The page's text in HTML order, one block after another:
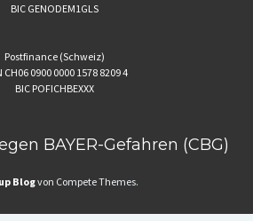
BIC GENODEM1GLS
Postfinance (Schweiz)
CH06 0900 0000 1578 8209 4
BIC POFICHBEXXX
BAYER-Gefahren (CBG)
Blogvon Compete Themes.